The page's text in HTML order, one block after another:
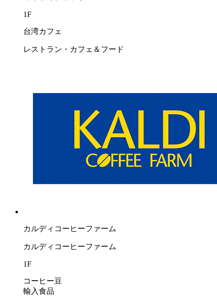
1F
台湾カフェ
レストラン・カフェ＆フード
カルディコーヒーファーム
カルディコーヒーファーム
1F
コーヒー豆
輸入食品